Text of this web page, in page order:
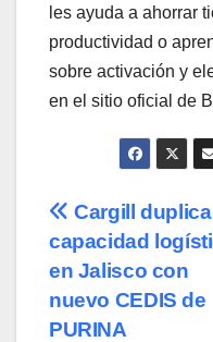
les ayuda a ahorrar
productividad o
sobre activación y
en el sitio oficial de
de
entradas
Cargill duplica
capacidad
en Jalisco con
nuevo CEDIS de
PURINA